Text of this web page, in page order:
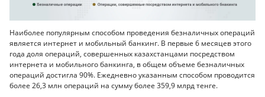
Наиболее популярным способом проведения безналичных операций
является интернет и мобильный банкинг. В первые 6 месяцев этого
года доля операций, совершенных казахстанцами посредством
интернета и мобильного банкинга, в общем объеме безналичных
операций достигла 90%. Ежедневно указанным способом проводится
более 26,3 млн операций на сумму более 359,9 млрд тенге.